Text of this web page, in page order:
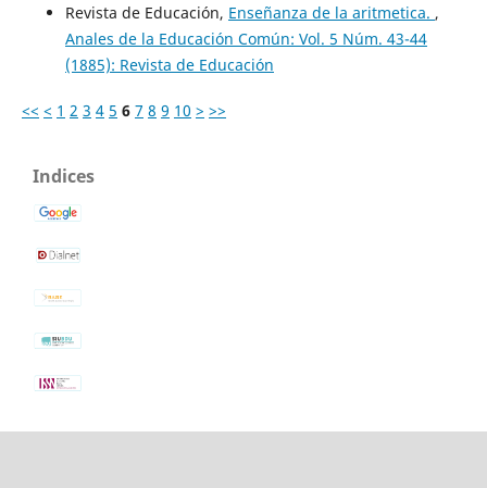
Revista de Educación, Enseñanza de la aritmetica. ,
Anales de la Educación Común: Vol. 5 Núm. 43-44
(1885): Revista de Educación
<< < 1 2 3 4 5 6 7 8 9 10 > >>
Indices